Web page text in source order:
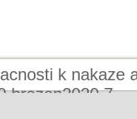
k nakaze
brezen2020 7